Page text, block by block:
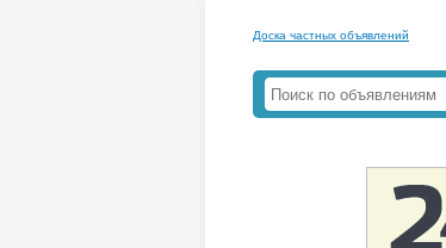
Доска частных объявлений